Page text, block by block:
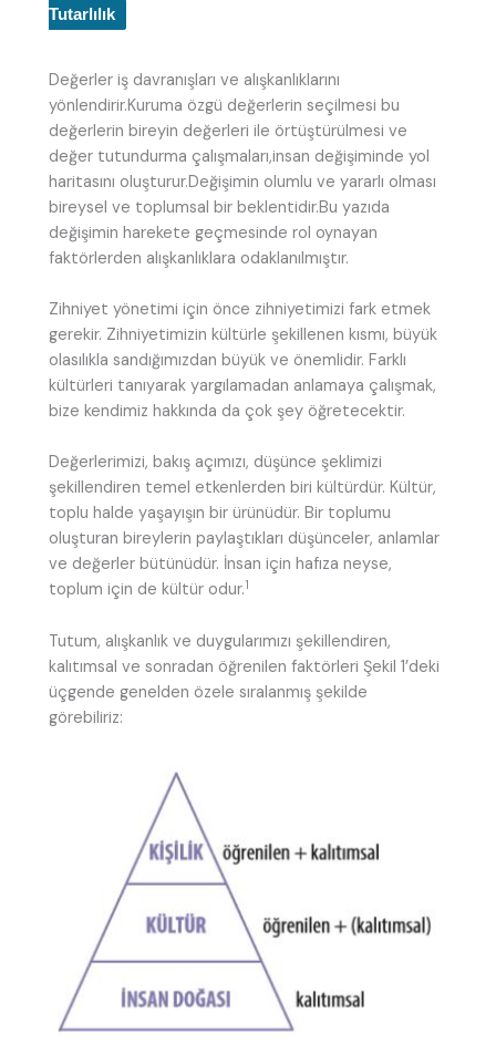
Tutarlılık
Değerler iş davranışları ve alışkanlıklarını
yönlendirir.Kuruma özgü değerlerin seçilmesi bu
değerlerin bireyin değerleri ile örtüştürülmesi ve
değer tutundurma çalışmaları,insan değişiminde yol
haritasını oluşturur.Değişimin olumlu ve yararlı olması
bireysel ve toplumsal bir beklentidir.Bu yazıda
değişimin harekete geçmesinde rol oynayan
faktörlerden alışkanlıklara odaklanılmıştır.
Zihniyet yönetimi için önce zihniyetimizi fark etmek
gerekir. Zihniyetimizin kültürle şekillenen kısmı, büyük
olasılıkla sandığımızdan büyük ve önemlidir. Farklı
kültürleri tanıyarak yargılamadan anlamaya çalışmak,
bize kendimiz hakkında da çok şey öğretecektir.
Değerlerimizi, bakış açımızı, düşünce şeklimizi
şekillendiren temel etkenlerden biri kültürdür. Kültür,
toplu halde yaşayışın bir ürünüdür. Bir toplumu
oluşturan bireylerin paylaştıkları düşünceler, anlamlar
ve değerler bütünüdür. İnsan için hafıza neyse,
toplum için de kültür odur.1
Tutum, alışkanlık ve duygularımızı şekillendiren,
kalıtımsal ve sonradan öğrenilen faktörleri Şekil 1’deki
üçgende genelden özele sıralanmış şekilde
görebiliriz: